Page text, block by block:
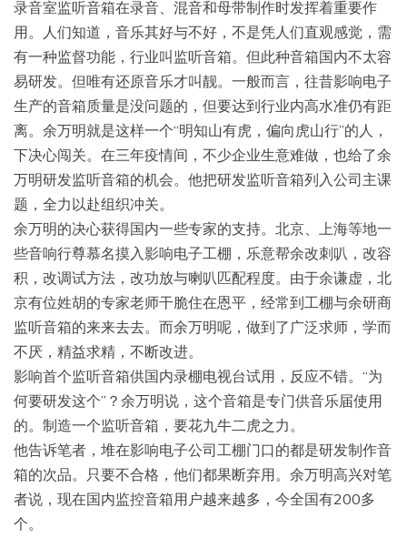
录音室监听音箱在录音、混音和母带制作时发挥着重要作
用。人们知道，音乐其好与不好，不是凭人们直观感觉，需
有一种监督功能，行业叫监听音箱。但此种音箱国内不太容
易研发。但唯有还原音乐才叫靓。一般而言，往昔影响电子
生产的音箱质量是没问题的，但要达到行业内高水准仍有距
离。余万明就是这样一个“明知山有虎，偏向虎山行”的人，
下决心闯关。在三年疫情间，不少企业生意难做，也给了余
万明研发监听音箱的机会。他把研发监听音箱列入公司主课
题，全力以赴组织冲关。
余万明的决心获得国内一些专家的支持。北京、上海等地一
些音响行尊慕名摸入影响电子工棚，乐意帮余改刺叭，改容
积，改调试方法，改功放与喇叭匹配程度。由于余谦虚，北
京有位姓胡的专家老师干脆住在恩平，经常到工棚与余研商
监听音箱的来来去去。而余万明呢，做到了广泛求师，学而
不厌，精益求精，不断改进。
影响首个监听音箱供国内录棚电视台试用，反应不错。“为
何要研发这个”？余万明说，这个音箱是专门供音乐届使用
的。制造一个监听音箱，要花九牛二虎之力。
他告诉笔者，堆在影响电子公司工棚门口的都是研发制作音
箱的次品。只要不合格，他们都果断弃用。余万明高兴对笔
者说，现在国内监控音箱用户越来越多，今全国有200多
个。